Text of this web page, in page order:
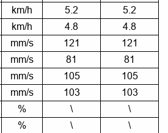
km/h 5.2
5.2
km/h 4.8
4.8
mm/s 121
121
mm/s 81
81
mm/s 105
105
mm/s 103
103
% \
\
% \
\